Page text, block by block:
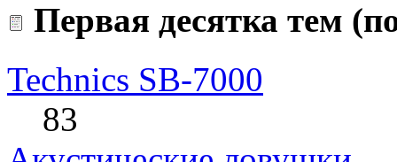
Первая десятка тем
Technics SB-7000
83